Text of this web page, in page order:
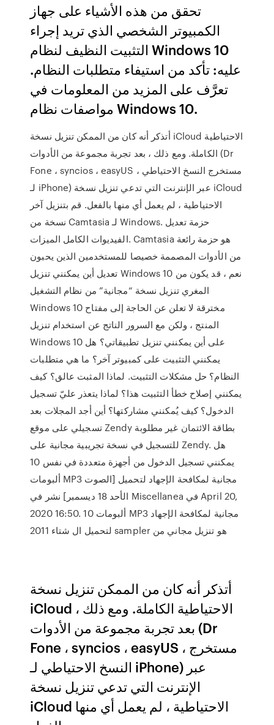
تحقق من هذه الأشياء على جهاز
الكمبيوتر الشخصي الذي تريد إجراء
التثبيت النظيف لنظام Windows 10
عليه: تأكد من استيفاء متطلبات النظام.
تعرَّف على المزيد من المعلومات في
مواصفات نظام Windows 10.
أتذكر أنه كان من الممكن تنزيل نسخة iCloud الاحتياطية
الكاملة. ومع ذلك ، بعد تجربة مجموعة من الأدوات (Dr
Fone ، syncios ، easyUS ، مستخرج النسخ الاحتياطي
لـ iPhone) عبر الإنترنت التي تدعي تنزيل نسخة iCloud
الاحتياطية ، لم يعمل أي منها بالفعل. قم بتنزيل آخر
نسخة من Camtasia لـ Windows. حزمة تعديل
الفيديوات الكامل الميزات. Camtasia هو حزمة رائعة
من الأدوات المصممة خصيصا للمستخدمين الذين يحبون
تعديل أين يمكنني تنزيل Windows 10 نعم ، قد يكون من
المغري تنزيل نسخة “مجانية” من نظام التشغيل
Windows 10 مخترقة لا تعلن عن الحاجة إلى مفتاح
المنتج ، ولكن مع السرور الناتج عن استخدام تنزيل
Windows 10 على أين يمكنني تنزيل تطبيقاتي؟ هل
يمكنني التثبيت على كمبيوتر آخر؟ ما هي متطلبات
النظام؟ حل مشكلات التثبيت. لماذا المثبت عالق؟ كيف
يمكنني إصلاح خطأ التثبيت هذا؟ لماذا يتعذر عليّ تسجيل
الدخول؟ كيف يُمكنني مشاركتها؟ أين أجد المجلات بعد
تسجيلي على موقع Zendy بطاقة الائتمان غير مطلوبة
للتسجيل في نسخة تجريبية مجانية على Zendy. هل
يمكنني تسجيل الدخول من أجهزة متعددة في نفس 10
ألبومات MP3 مجانية لمكافحة الإجهاد لتحميل [الصوت
الأحد 18 ديسمبر] نشر في Miscellanea في April 20,
2020 16:50. 10 ألبومات MP3 مجانية لمكافحة الإجهاد
لتحميل ال شتاء 2011 sampler هو تنزيل مجاني من
أتذكر أنه كان من الممكن تنزيل نسخة
iCloud الاحتياطية الكاملة. ومع ذلك ،
بعد تجربة مجموعة من الأدوات (Dr
Fone ، syncios ، easyUS ، مستخرج
النسخ الاحتياطي لـ iPhone) عبر
الإنترنت التي تدعي تنزيل نسخة
iCloud الاحتياطية ، لم يعمل أي منها